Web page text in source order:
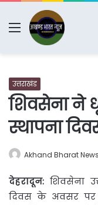
Menu
उत्तराखंड
शिवसेना ने
स्थापना
Akhand Bharat News
देहरादून: शिवसेना
दिवस के अवसर पर